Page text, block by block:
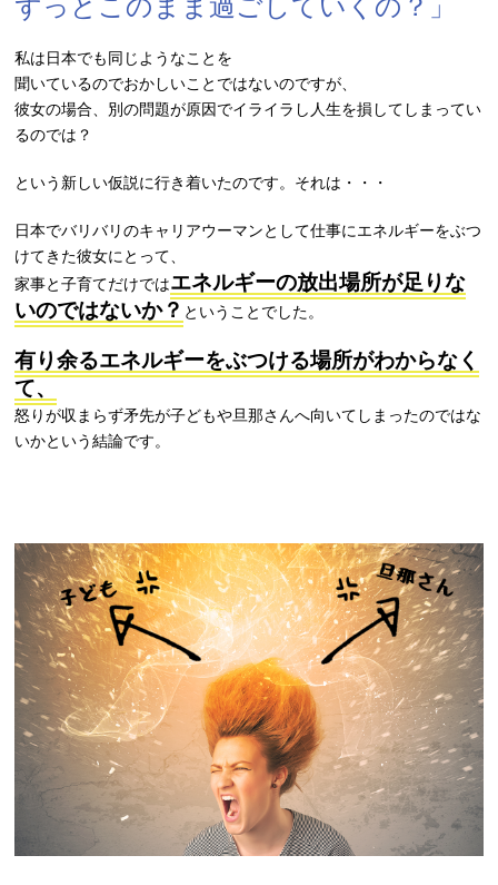
ずっとこのまま過ごしていくの？」
私は日本でも同じようなことを
聞いているのでおかしいことではないのですが、
彼女の場合、別の問題が原因でイライラし人生を損してしまってい
るのでは？
という新しい仮説に行き着いたのです。それは・・・
日本でバリバリのキャリアウーマンとして仕事にエネルギーをぶつ
けてきた彼女にとって、
家事と子育てだけではエネルギーの放出場所が足りな
いのではないか？ ということでした。
有り余るエネルギーをぶつける場所がわからなく
て、
怒りが収まらず矛先が子どもや旦那さんへ向いてしまったのではな
いかという結論です。